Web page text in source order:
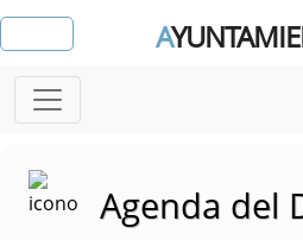
A
Agenda del